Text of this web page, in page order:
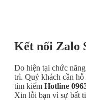
Kết nối Zalo
Do hiện tại chức
trì. Quý khách cần
tìm kiếm Hotline
Xin lỗi bạn vì sự bất